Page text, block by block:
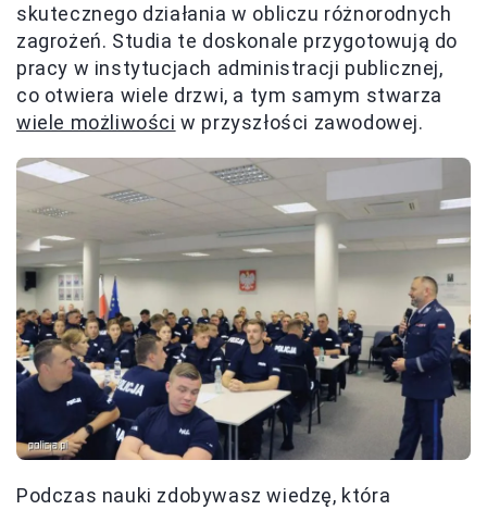
skutecznego działania w obliczu różnorodnych
zagrożeń. Studia te doskonale przygotowują do
pracy w instytucjach administracji publicznej,
co otwiera wiele drzwi, a tym samym stwarza
wiele możliwości w przyszłości zawodowej.
Podczas nauki zdobywasz wiedzę, która